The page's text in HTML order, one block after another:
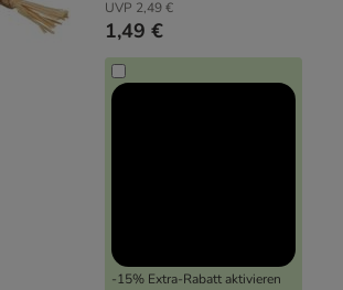
UVP 2,49 €
1,49 €
-15% Extra-Rabatt aktivieren